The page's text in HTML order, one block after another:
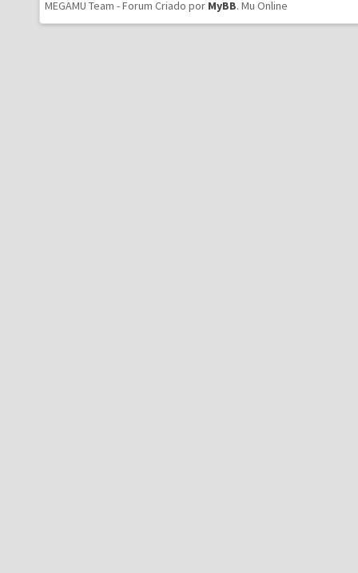
MEGAMU Team - Forum Criado por MyBB. Mu Online